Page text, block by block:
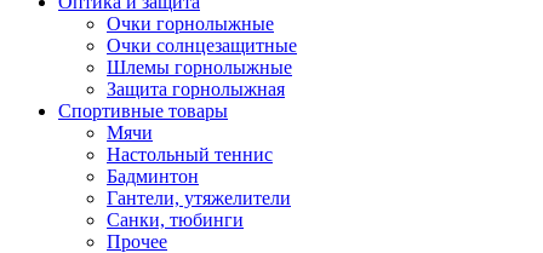
Очки горнолыжные
Очки солнцезащитные
Шлемы горнолыжные
Защита горнолыжная
Спортивные товары
Мячи
Настольный теннис
Бадминтон
Гантели, утяжелители
Санки, тюбинги
Прочее